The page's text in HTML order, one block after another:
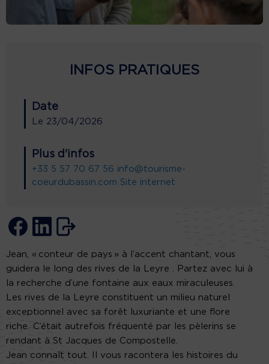
INFOS PRATIQUES
Date
Le 23/04/2026
Plus d'infos
+33 5 57 70 67 56 info@tourisme-
coeurdubassin.com Site internet
Jean, « conteur de pays » à l’accent chantant, vous
guidera le long des rives de la Leyre . Partez avec lui à
la recherche d’une fontaine aux eaux miraculeuses.
Les rives de la Leyre constituent un milieu naturel
exceptionnel avec sa forêt luxuriante et une flore
riche. C’était autrefois fréquenté par les pèlerins se
rendant à St Jacques de Compostelle.
Jean connaît tout. Il vous racontera les histoires du